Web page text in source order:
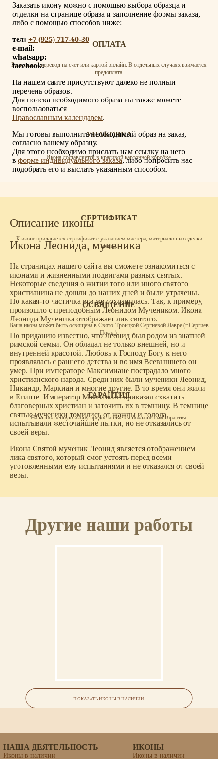
ОПЛАТА
Банковский перевод на счет или картой онлайн. В отдельных случаях взимается
предоплата.
УПАКОВКА
Икона доставляется в красивой картонной коробке.
СЕРТИФИКАТ
К иконе прилагается сертификат с указанием мастера, материалов и отделки
иконы.
ОСВЯЩЕНИЕ
Ваша икона может быть освящена в Свято-Троицкой Сергиевой Лавре (г.Сергиев
Посад).
ГАРАНТИЯ
На выполненную икону предоставляется пожизненная гарантия.
Заказать икону можно с помощью выбора образца и
отделки на странице образа и заполнение формы заказа,
либо с помощью способов ниже:
тел: +7 (925) 717-60-30
e-mail:
whatsapp:
facebook:
На нашем сайте присутствуют далеко не полный
перечень образов.
Для поиска необходимого образа вы также можете
воспользоваться
Православным календарем.
Мы готовы выполнить необходимый образ на заказ,
согласно вашему образцу.
Для этого необходимо прислать нам ссылку на него
в форме индивидуального заказа, либо попросить нас
подобрать его и выслать указанным способом.
Описание иконы
Икона Леонида, мученика
На страницах нашего сайта вы сможете ознакомиться с
иконами и жизненными подвигами разных святых.
Некоторые сведения о житии того или иного святого
христианина не дошли до наших дней и были утрачены.
Но какая-то частичка все же сохранилась. Так, к примеру,
произошло с преподобным Леонидом Мучеником. Икона
Леонида Мученика отображает лик святого.
По приданию известно, что Леонид был родом из знатной
римской семьи. Он обладал не только внешней, но и
внутренней красотой. Любовь к Господу Богу к него
проявлялась с раннего детства и во имя Всевышнего он
умер. При императоре Максимиане пострадало много
христианского народа. Среди них были мученики Леонид,
Никандр, Маркиан и многие другие. В то время они жили
в Египте. Император Максимиан приказал схватить
благоверных христиан и заточить их в темницу. В темнице
святые мученики томились от жажды и голода,
испытывали жесточайшие пытки, но не отказались от
своей веры.
Икона Святой мученик Леонид является отображением
лика святого, который смог устоять перед всеми
уготовленными ему испытаниями и не отказался от своей
веры.
Другие наши работы
Икона «Кирилл Белозерский,
преподобный»
липовая доска, левкас, темпера, золочение
ПОКАЗАТЬ ИКОНЫ В НАЛИЧИИ
НАША ДЕЯТЕЛЬНОСТЬ
Иконы в наличии
ИКОНЫ
Иконы в наличии